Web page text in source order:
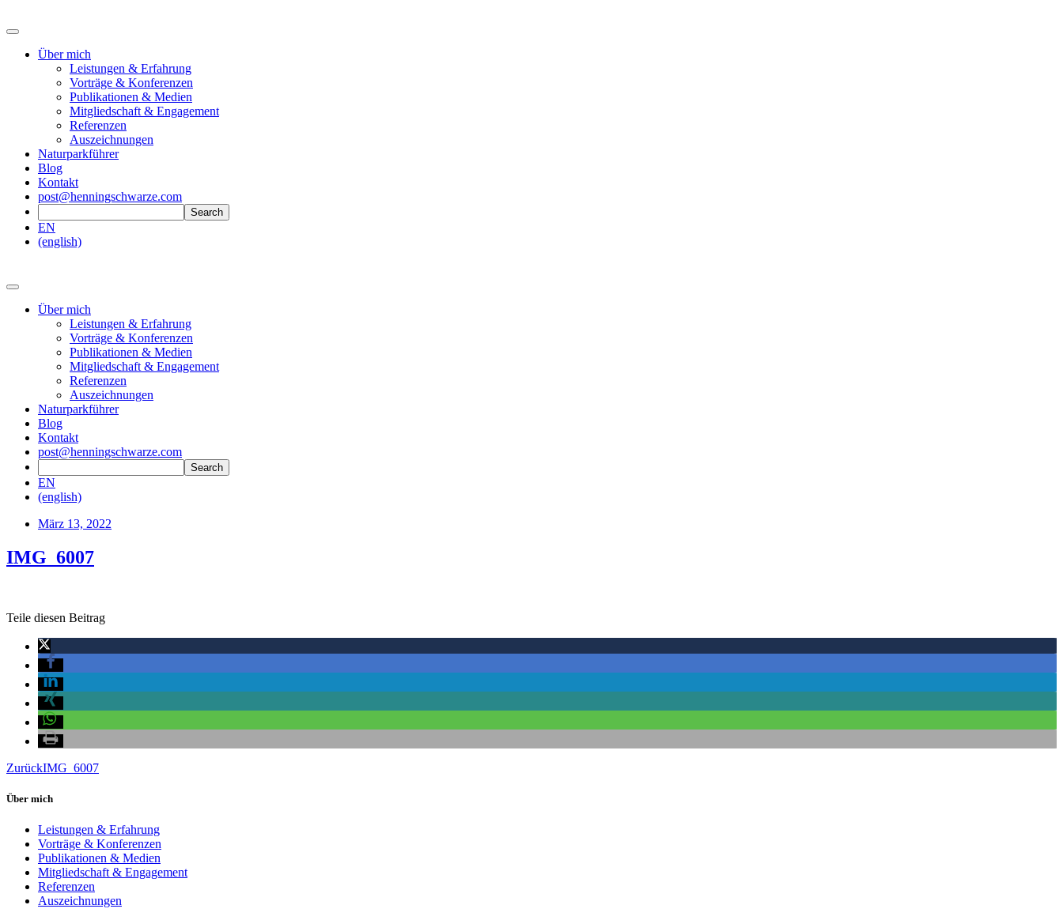
Über mich
Leistungen & Erfahrung
Vorträge & Konferenzen
Publikationen & Medien
Mitgliedschaft & Engagement
Referenzen
Auszeichnungen
Naturparkführer
Blog
Kontakt
post@henningschwarze.com
EN
(english)
Über mich
Leistungen & Erfahrung
Vorträge & Konferenzen
Publikationen & Medien
Mitgliedschaft & Engagement
Referenzen
Auszeichnungen
Naturparkführer
Blog
Kontakt
post@henningschwarze.com
EN
(english)
März 13, 2022
IMG_6007
Teile diesen Beitrag
ZurückIMG_6007
Über mich
Leistungen & Erfahrung
Vorträge & Konferenzen
Publikationen & Medien
Mitgliedschaft & Engagement
Referenzen
Auszeichnungen